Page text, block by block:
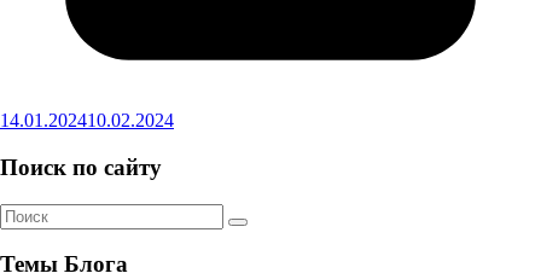
14.01.202410.02.2024
Поиск по сайту
Темы Блога